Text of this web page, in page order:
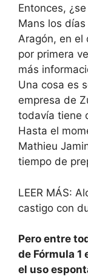
Entonces,
Mans los
Aragón, en el
por primera
más
Una cosa es
empresa de
todavía tiene
Hasta el
Mathieu
tiempo de
LEER MÁS:
castigo con
Pero entre
de Fórmula 1
el uso